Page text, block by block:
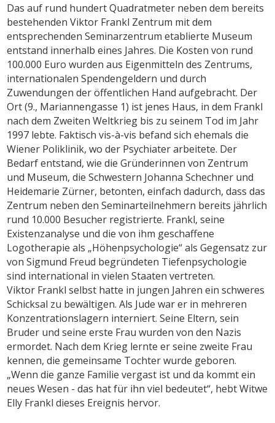
Das auf rund hundert Quadratmeter neben dem bereits
bestehenden Viktor Frankl Zentrum mit dem
entsprechenden Seminarzentrum etablierte Museum
entstand innerhalb eines Jahres. Die Kosten von rund
100.000 Euro wurden aus Eigenmitteln des Zentrums,
internationalen Spendengeldern und durch
Zuwendungen der öffentlichen Hand aufgebracht. Der
Ort (9., Mariannengasse 1) ist jenes Haus, in dem Frankl
nach dem Zweiten Weltkrieg bis zu seinem Tod im Jahr
1997 lebte. Faktisch vis-à-vis befand sich ehemals die
Wiener Poliklinik, wo der Psychiater arbeitete. Der
Bedarf entstand, wie die Gründerinnen von Zentrum
und Museum, die Schwestern Johanna Schechner und
Heidemarie Zürner, betonten, einfach dadurch, dass das
Zentrum neben den Seminarteilnehmern bereits jährlich
rund 10.000 Besucher registrierte. Frankl, seine
Existenzanalyse und die von ihm geschaffene
Logotherapie als „Höhenpsychologie“ als Gegensatz zur
von Sigmund Freud begründeten Tiefenpsychologie
sind international in vielen Staaten vertreten.
Viktor Frankl selbst hatte in jungen Jahren ein schweres
Schicksal zu bewältigen. Als Jude war er in mehreren
Konzentrationslagern interniert. Seine Eltern, sein
Bruder und seine erste Frau wurden von den Nazis
ermordet. Nach dem Krieg lernte er seine zweite Frau
kennen, die gemeinsame Tochter wurde geboren.
„Wenn die ganze Familie vergast ist und da kommt ein
neues Wesen - das hat für ihn viel bedeutet“, hebt Witwe
Elly Frankl dieses Ereignis hervor.